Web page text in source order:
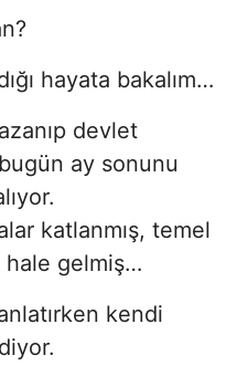
hayata bakalım…
devlet
ay sonunu
katlanmış, temel
hale gelmiş…
kendi